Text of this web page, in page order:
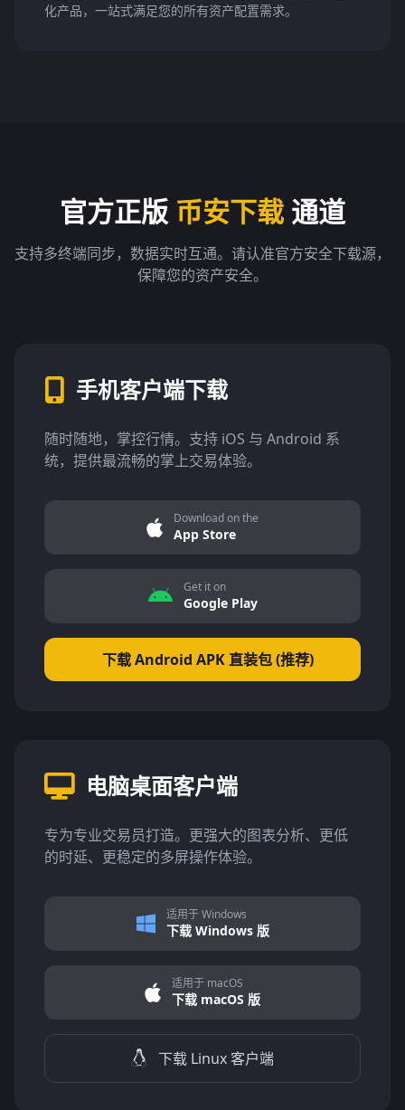
化产品，一站式满足您的所有资产配置需求。
官方正版 币安下载 通道
支持多终端同步，数据实时互通。请认准官方安全下载源，
保障您的资产安全。
手机客户端下载
随时随地，掌控行情。支持 iOS 与 Android 系
统，提供最流畅的掌上交易体验。
Download on the
App Store
Get it on
Google Play
下载 Android APK 直装包 (推荐)
电脑桌面客户端
专为专业交易员打造。更强大的图表分析、更低
的时延、更稳定的多屏操作体验。
适用于 Windows
下载 Windows 版
适用于 macOS
下载 macOS 版
下载 Linux 客户端